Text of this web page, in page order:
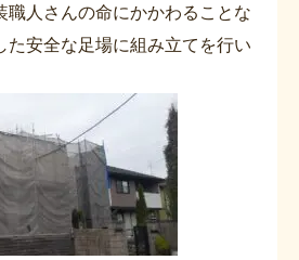
職人さんの命にかかわることな
た安全な足場に組み立てを行い